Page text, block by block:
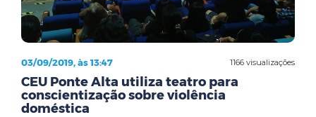
1166 visualizações
03/09/2019, às 13:47
CEU Ponte Alta utiliza teatro para
conscientização sobre violência
doméstica